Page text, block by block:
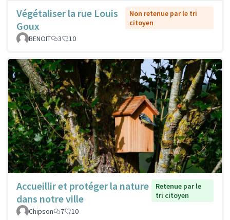
Végétaliser la rue Louis
Goux
Non retenue par le tri
citoyen
BENOIT
3 10
Accueillir et protéger la nature
dans notre ville
Retenue par le
tri citoyen
Chipson
7 10